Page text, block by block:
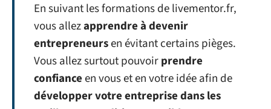
En suivant les formations de livementor.fr,
vous allezapprendre à devenir
entrepreneursen évitant certains pièges.
Vous allez surtout pouvoirprendre
confianceen vous et en votre idée afin de
développer votre entreprise dans les